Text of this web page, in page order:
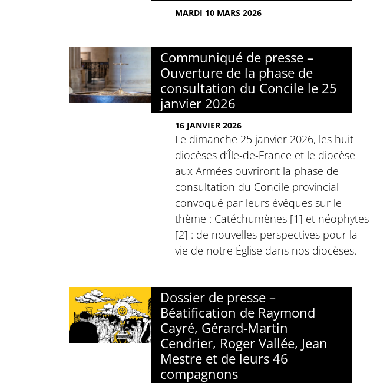
MARDI 10 MARS 2026
Communiqué de presse –
Ouverture de la phase de
consultation du Concile le 25
janvier 2026
16 JANVIER 2026
Le dimanche 25 janvier 2026, les huit
diocèses d’Île-de-France et le diocèse
aux Armées ouvriront la phase de
consultation du Concile provincial
convoqué par leurs évêques sur le
thème : Catéchumènes [1] et néophytes
[2] : de nouvelles perspectives pour la
vie de notre Église dans nos diocèses.
Dossier de presse –
Béatification de Raymond
Cayré, Gérard-Martin
Cendrier, Roger Vallée, Jean
Mestre et de leurs 46
compagnons